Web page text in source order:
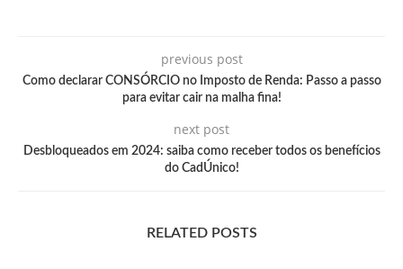
previous post
Como declarar CONSÓRCIO no Imposto de Renda: Passo a passo
para evitar cair na malha fina!
next post
Desbloqueados em 2024: saiba como receber todos os benefícios
do CadÚnico!
RELATED POSTS